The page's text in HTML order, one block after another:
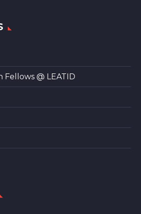
Fellows @ LEATID